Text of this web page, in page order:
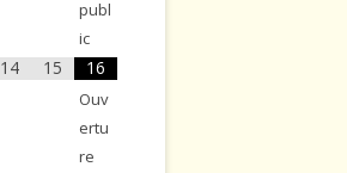
publ
ic
14 15 16
Ouv
ertu
re